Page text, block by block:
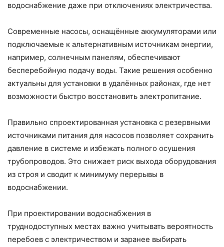
водоснабжение даже при отключениях электричества.
Современные насосы, оснащённые аккумуляторами или
подключаемые к альтернативным источникам энергии,
например, солнечным панелям, обеспечивают
бесперебойную подачу воды. Такие решения особенно
актуальны для установки в удалённых районах, где нет
возможности быстро восстановить электропитание.
Правильно спроектированная установка с резервными
источниками питания для насосов позволяет сохранить
давление в системе и избежать полного осушения
трубопроводов. Это снижает риск выхода оборудования
из строя и сводит к минимуму перерывы в
водоснабжении.
При проектировании водоснабжения в
труднодоступных местах важно учитывать вероятность
перебоев с электричеством и заранее выбирать